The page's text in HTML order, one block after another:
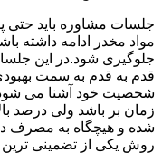
جلسات مشاوره باید
مواد مخدر ادامه داشته
جلوگیری شود.در این
قدم به قدم به سمت
شخصیت خود آشنا می
زمان بر باشد ولی درصد
شده و هیچگاه به مصرف
روش یکی از تضمینی